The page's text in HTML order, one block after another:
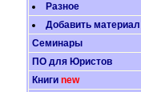
Разное
Добавить материал
Семинары
ПО для Юристов
Книги new